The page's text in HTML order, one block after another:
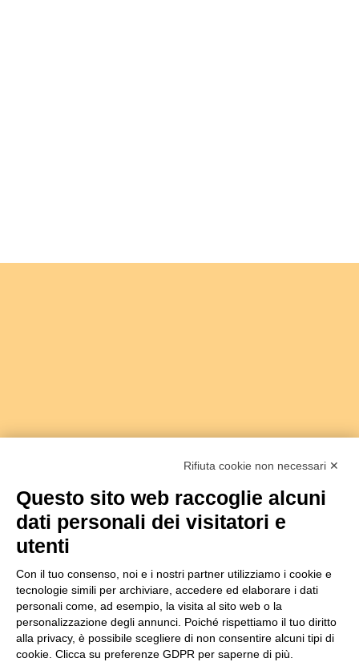
Copyright 2018 -Società Agricola I Sabbioni S.S
Viale Bologna 286/A - 47122 Forlì Italia
P.IVA 03760260400Informativa Privacy&Cookie Policy
Managed by Hi-Net
Gestisci consenso
Rifiuta cookie non necessari ✕
Questo sito web raccoglie alcuni
dati personali dei visitatori e
utenti
Con il tuo consenso, noi e i nostri partner utilizziamo i cookie e
tecnologie simili per archiviare, accedere ed elaborare i dati
personali come, ad esempio, la visita al sito web o la
personalizzazione degli annunci. Poiché rispettiamo il tuo diritto
alla privacy, è possibile scegliere di non consentire alcuni tipi di
cookie. Clicca su preferenze GDPR per saperne di più.